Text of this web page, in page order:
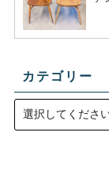
カテゴリー